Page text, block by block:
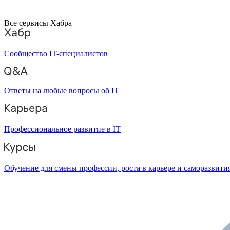
Все сервисы Хабра
Сообщество IT-специалистов
Ответы на любые вопросы об IT
Профессиональное развитие в IT
Обучение для смены профессии, роста в карьере и